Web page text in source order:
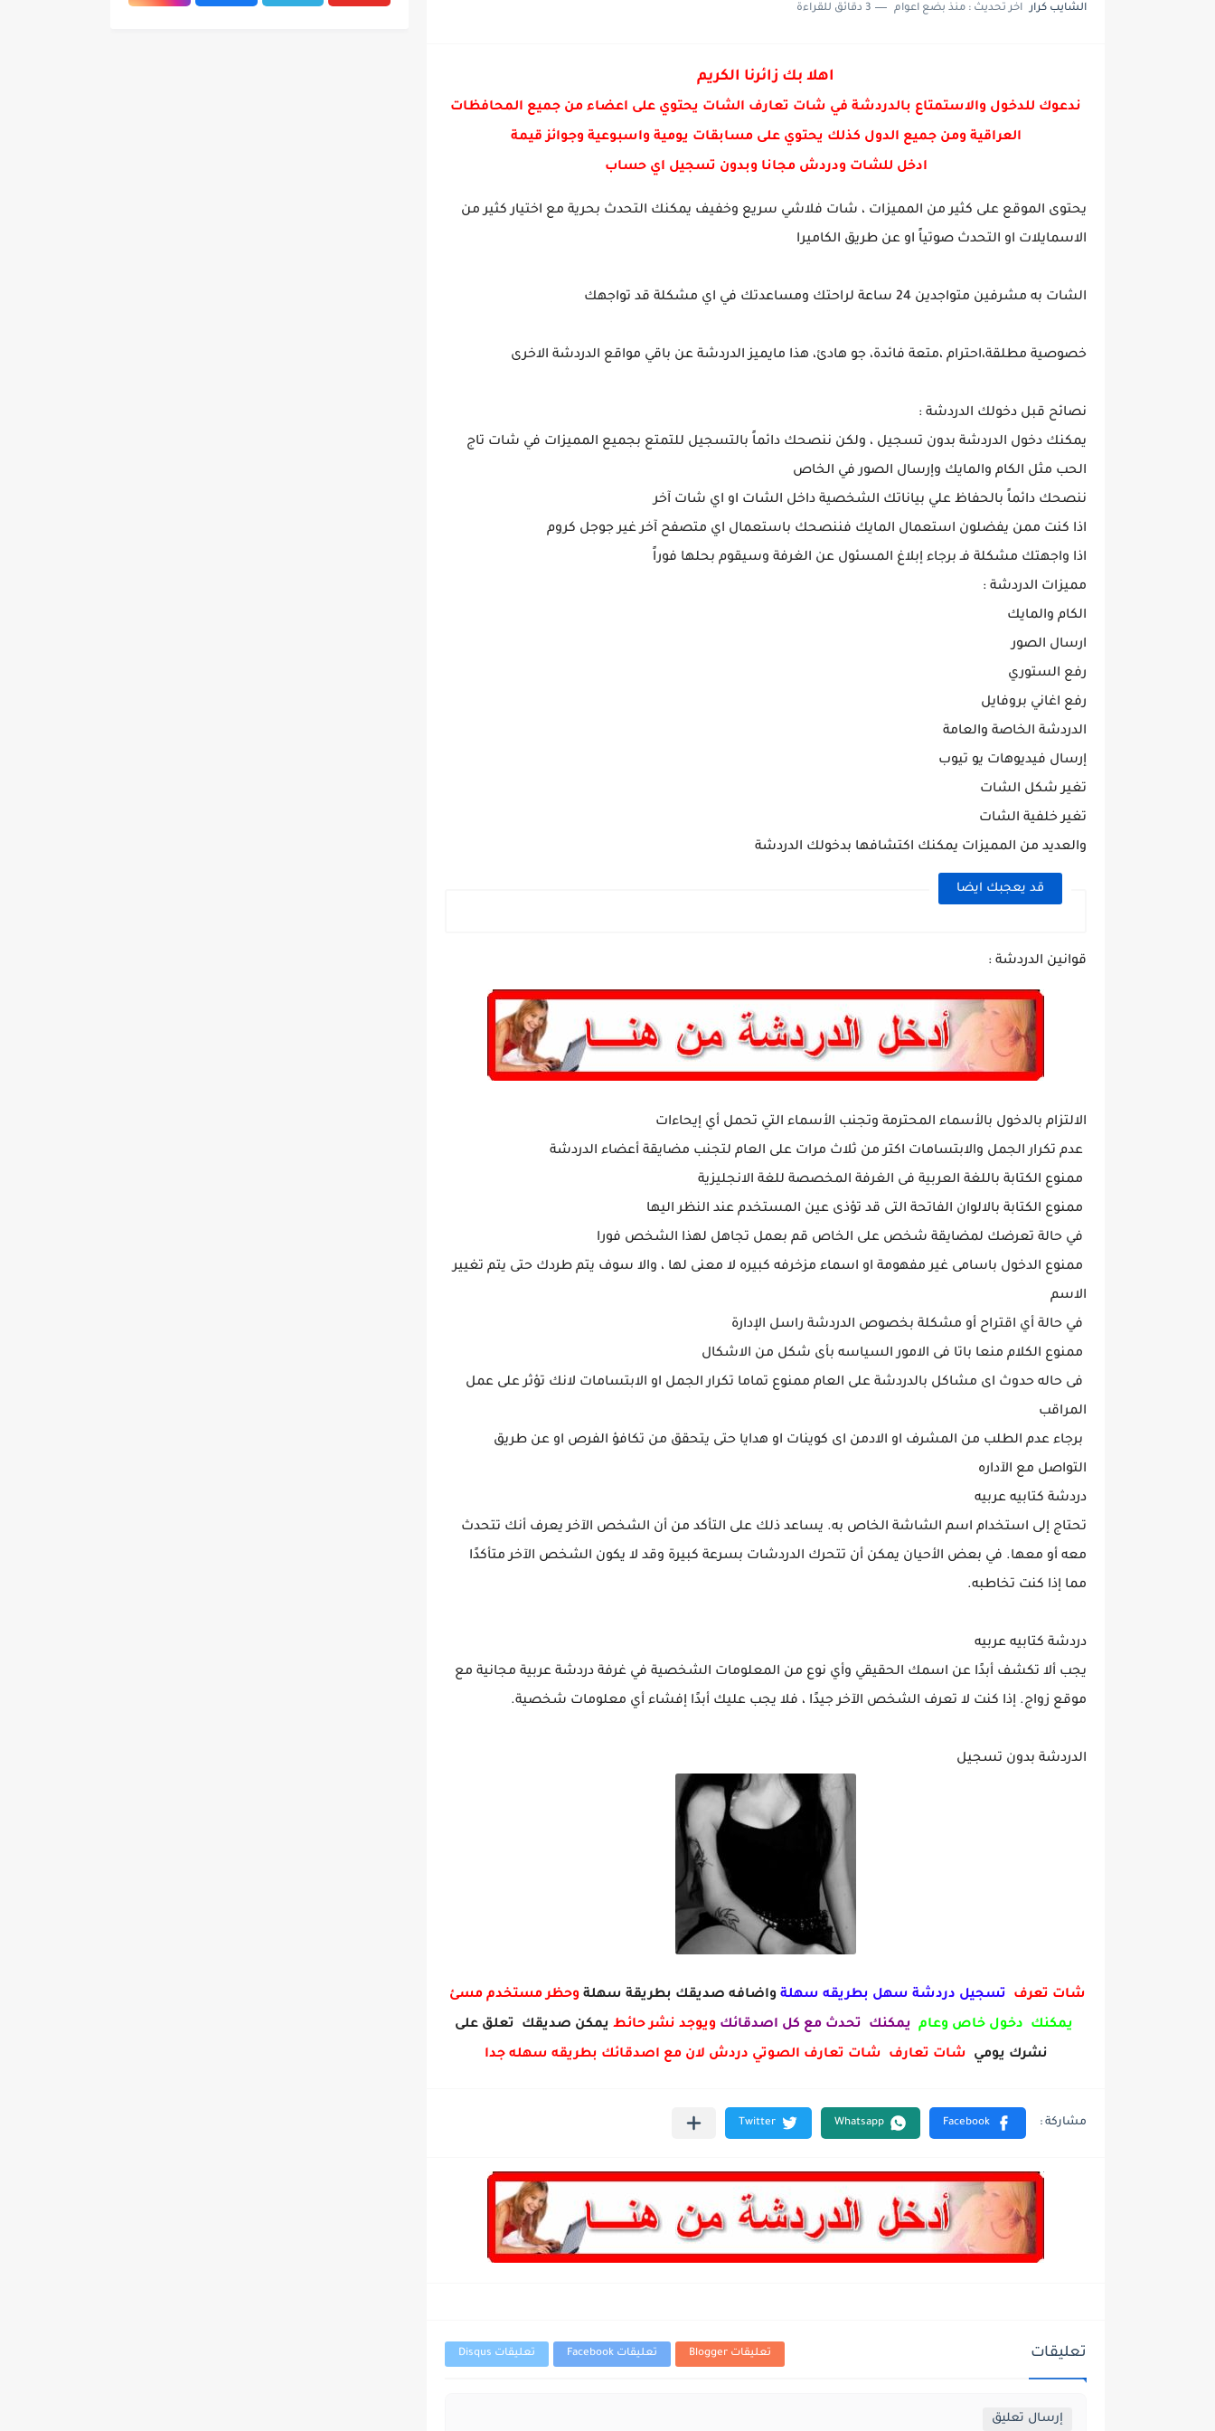
شات رفيف دردشة رفيف
الشايب كرار اخر تحديث : منذ بضع اعوام 3 دقائق للقراءة
اهلا بك زائرنا الكريم
ندعوك للدخول والاستمتاع بالدردشة في شات تعارف الشات يحتوي على اعضاء من جميع المحافظات
العراقية ومن جميع الدول كذلك يحتوي على مسابقات يومية واسبوعية وجوائز قيمة
ادخل للشات ودردش مجانا وبدون تسجيل اي حساب
يحتوى الموقع على كثير من المميزات ، شات فلاشي سريع وخفيف يمكنك التحدث بحرية مع اختيار كثير من
الاسمايلات او التحدث صوتياً او عن طريق الكاميرا
الشات به مشرفين متواجدين 24 ساعة لراحتك ومساعدتك في اي مشكلة قد تواجهك
خصوصية مطلقة،احترام ،متعة فائدة، جو هادئ، هذا مايميز الدردشة عن باقي مواقع الدردشة الاخرى
نصائح قبل دخولك الدردشة :
يمكنك دخول الدردشة بدون تسجيل ، ولكن ننصحك دائماً بالتسجيل للتمتع بجميع المميزات في شات تاج
الحب مثل الكام والمايك وإرسال الصور في الخاص
ننصحك دائماً بالحفاظ علي بياناتك الشخصية داخل الشات او اي شات آخر
اذا كنت ممن يفضلون استعمال المايك فننصحك باستعمال اي متصفح آخر غير جوجل كروم
اذا واجهتك مشكلة فـ برجاء إبلاغ المسئول عن الغرفة وسيقوم بحلها فوراً
مميزات الدردشة :
الكام والمايك
ارسال الصور
رفع الستوري
رفع اغاني بروفايل
الدردشة الخاصة والعامة
إرسال فيديوهات يو تيوب
تغير شكل الشات
تغير خلفية الشات
والعديد من المميزات يمكنك اكتشافها بدخولك الدردشة
قد يعجبك ايضا
قوانين الدردشة :
الالتزام بالدخول بالأسماء المحترمة وتجنب الأسماء التي تحمل أي إيحاءات
عدم تكرار الجمل والابتسامات اكتر من ثلاث مرات على العام لتجنب مضايقة أعضاء الدردشة
ممنوع الكتابة باللغة العربية فى الغرفة المخصصة للغة الانجليزية
ممنوع الكتابة بالالوان الفاتحة التى قد تؤذى عين المستخدم عند النظر اليها
في حالة تعرضك لمضايقة شخص على الخاص قم بعمل تجاهل لهذا الشخص فورا
ممنوع الدخول باسامى غير مفهومة او اسماء مزخرفه كبيره لا معنى لها ، والا سوف يتم طردك حتى يتم تغيير
الاسم
في حالة أي اقتراح أو مشكلة بخصوص الدردشة راسل الإدارة
ممنوع الكلام منعا باتا فى الامور السياسه بأى شكل من الاشكال
فى حاله حدوث اى مشاكل بالدردشة على العام ممنوع تماما تكرار الجمل او الابتسامات لانك تؤثر على عمل
المراقب
برجاء عدم الطلب من المشرف او الادمن اى كوينات او هدايا حتى يتحقق من تكافؤ الفرص او عن طريق
التواصل مع الآداره
دردشة كتابيه عربيه
تحتاج إلى استخدام اسم الشاشة الخاص به. يساعد ذلك على التأكد من أن الشخص الآخر يعرف أنك تتحدث
معه أو معها. في بعض الأحيان يمكن أن تتحرك الدردشات بسرعة كبيرة وقد لا يكون الشخص الآخر متأكدًا
مما إذا كنت تخاطبه.
دردشة كتابيه عربيه
يجب ألا تكشف أبدًا عن اسمك الحقيقي وأي نوع من المعلومات الشخصية في غرفة دردشة عربية مجانية مع
موقع زواج. إذا كنت لا تعرف الشخص الآخر جيدًا ، فلا يجب عليك أبدًا إفشاء أي معلومات شخصية.
الدردشة بدون تسجيل
شات تعرف تسجيل دردشة سهل بطريقه سهلة واضافه صديقك بطريقة سهلة وحظر مستخدم مسئ
يمكنك دخول خاص وعام يمكنك تحدث مع كل اصدقائك ويوجد نشر حائط يمكن صديقك تعلق على
نشرك يومي شات تعارف شات تعارف الصوتي دردش لان مع اصدقائك بطريقه سهله جدا
تعليقات تعليقات Blogger تعليقات Facebook تعليقات Disqus
إرسال تعليق